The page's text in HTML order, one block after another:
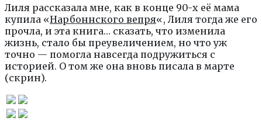
Лиля рассказала мне, как в конце 90-х её мама
купила «Нарбоннского вепря«, Лиля тогда же его
прочла, и эта книга… сказать, что изменила
жизнь, стало бы преувеличением, но что уж
точно — помогла навсегда подружиться с
историей. О том же она вновь писала в марте
(скрин).